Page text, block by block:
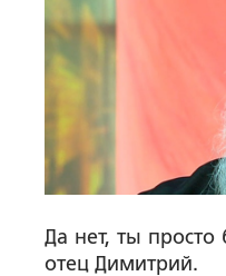
Да нет, ты просто
отец Димитрий.